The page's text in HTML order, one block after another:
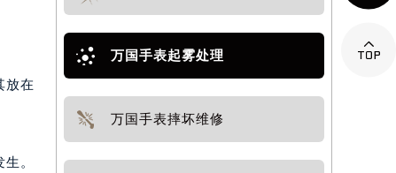
放在
。
万国手表起雾处理
万国手表摔坏维修
